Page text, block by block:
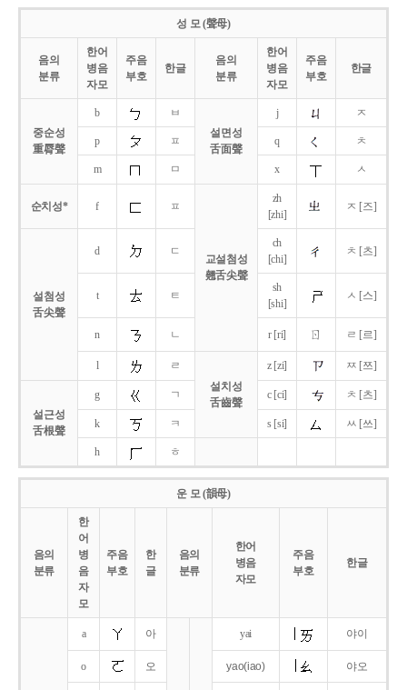
성 모 (聲母)
음의
분류
한어
병음
자모
주음
부호
한글
음의
분류
한어
병음
자모
주음
부호
한글
중순성
重脣聲
b
ㅂ
설면성
舌面聲
j ㅈ
p ㅍ q ㅊ
m ㅁ x ㅅ
순치성* f ㅍ
교설첨성
翹舌尖聲
zh
[zhi]
ㅈ [즈]
설첨성
舌尖聲
d ㄷ
ch
[chi]
ㅊ [츠]
t ㅌ
sh
[shi]
ㅅ [스]
n ㄴ r [ri] ㄖ ㄹ [르]
l
ㄹ
설치성
舌齒聲
z [zi] ㅉ [쯔]
설근성
舌根聲
g ㄱ c [ci] ㅊ [츠]
k ㅋ s [si] ㅆ [쓰]
h ㅎ
운 모 (韻母)
음의
분류
한
어
병
음
자
모
주음
부호
한
글
음의
분류
한어
병음
자모
주음
부호
한글
a 아 yai 야이
o 오 yao(iao) 야오